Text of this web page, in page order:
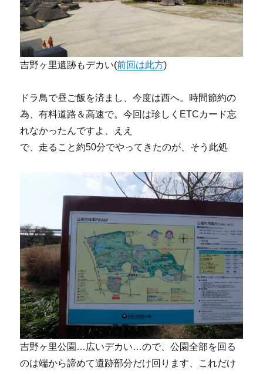
吉野ヶ里遺跡もデカい(前回は此方)
ドラ鳥で昼ご飯を済まし、今度は西へ。時間節約の
為、有料道路＆高速で。今回は珍しくETCカード忘
れなかったんですよ、ええ
で、走ること約50分でやってきたのが、そう此処
吉野ヶ里公園…広いデカい…ので、公園全部を回る
のは端から諦めて遺跡部分だけ回ります、これだけ